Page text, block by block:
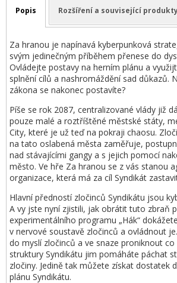
Popis Rozšíření a související
Za hranou je napínavá kyberpunková
svým jedinečným příběhem přenese do
Ovládejte postavy na herním plánu a
splnění cílů a nashromáždění sad důkazů.
zákona se nakonec postavíte?
Píše se rok 2087, centralizované vlády již
pouze malé a roztříštěné městské státy,
City, které je už teď na pokraji chaosu.
na tato oslabená města zaměřuje,
nad stávajícími gangy a s jejich pomocí
město. Ve hře Za hranou se z vás stanou
organizace, která má za cíl Syndikát
Hlavní předností zločinců Syndikátu jsou
A vy jste nyní zjistili, jak obrátit tuto zbraň
experimentálního programu „Hák“
v nervové soustavě zločinců a ovládnout
do myslí zločinců a ve snaze proniknout
struktury Syndikátu jim pomáháte páchat
zločiny. Jedině tak můžete získat dostatek
plánu Syndikátu.